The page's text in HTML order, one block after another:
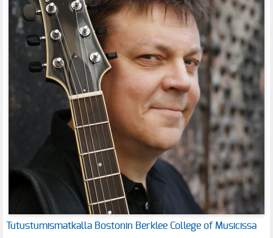
Tutustumismatkalla Bostonin Berklee College of Musicissa